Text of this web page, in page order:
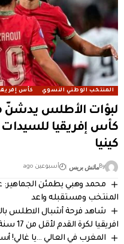
المنتخب الوطني النسوي كأس
لبؤات الأطلس
كأس إفريقيا للسيدات
كينيا
Byماتش بريس أسبوعين ago
محمد وهبي يطمئن
المنتخب ومستقبله واعد
شاهد فرحة أشبال الاطلس
افريقيا لكرة القدم لأقل من 17 سنة
المغرب في العالي …يا غالي!